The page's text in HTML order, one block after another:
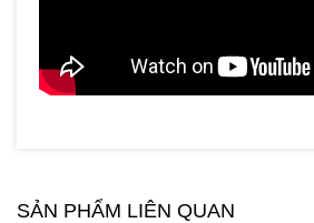
SẢN PHẨM LIÊN QUAN